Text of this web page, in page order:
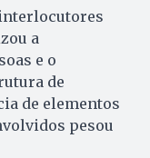
a
e o
de
de elementos
pesou